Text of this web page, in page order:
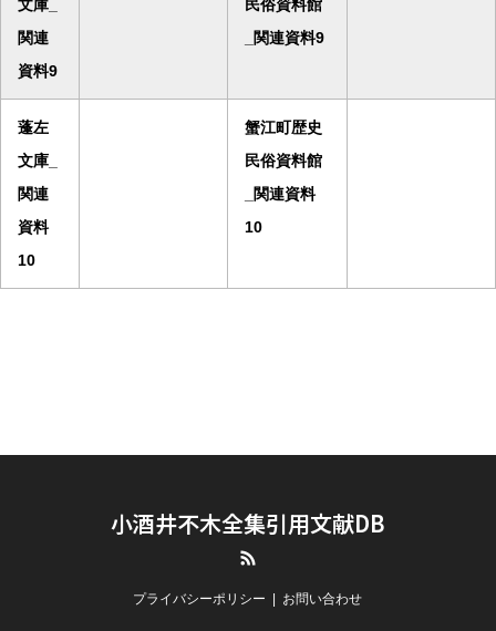
文庫_
関連
資料9
民俗資料館
_関連資料9
蓬左
文庫_
関連
資料
10
蟹江町歴史
民俗資料館
_関連資料
10
小酒井不木全集引用文献DB
プライバシーポリシー お問い合わせ